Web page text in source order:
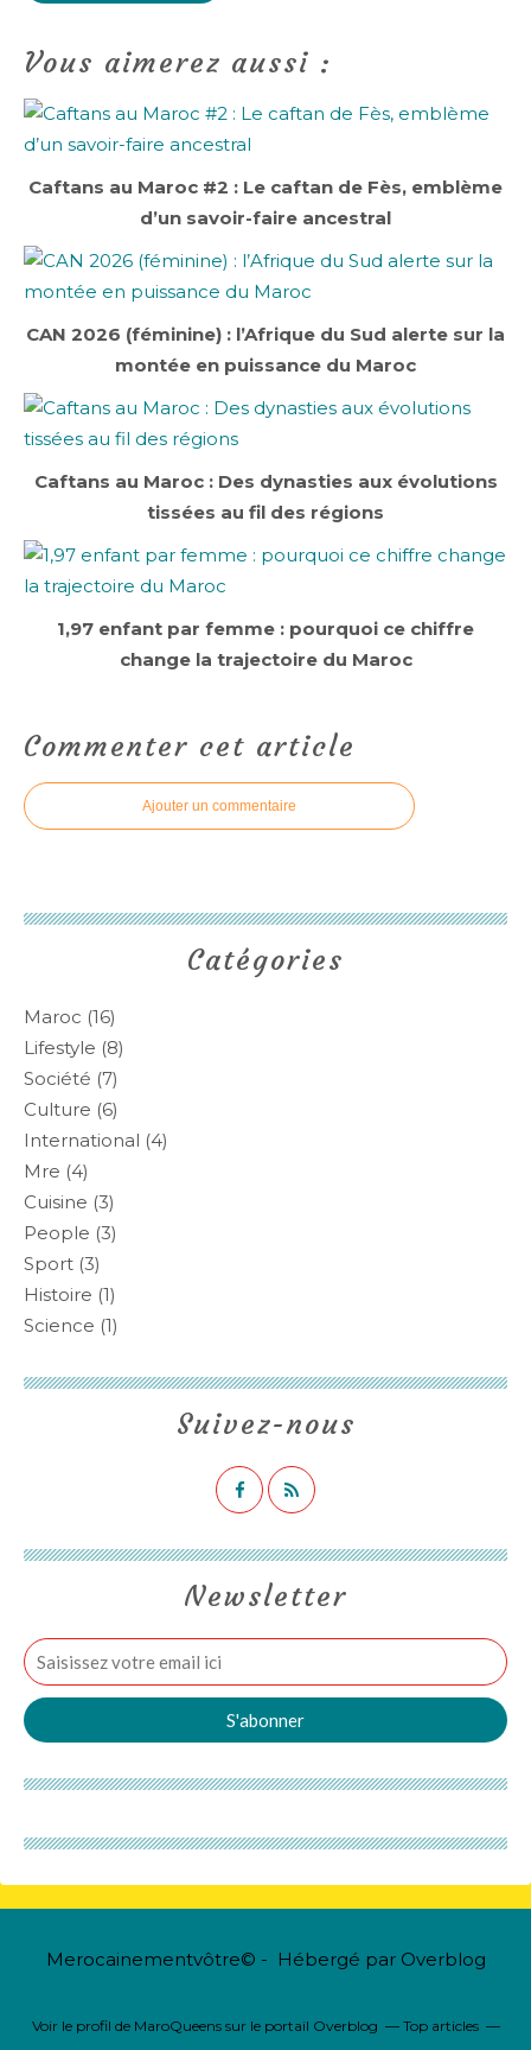
Vous aimerez aussi :
Caftans au Maroc #2 : Le caftan de Fès, emblème
d’un savoir-faire ancestral
CAN 2026 (féminine) : l’Afrique du Sud alerte sur la
montée en puissance du Maroc
Caftans au Maroc : Des dynasties aux évolutions
tissées au fil des régions
1,97 enfant par femme : pourquoi ce chiffre
change la trajectoire du Maroc
Commenter cet article
Ajouter un commentaire
Newsletter
Catégories
Maroc (16)
Lifestyle (8)
Société (7)
Culture (6)
International (4)
Mre (4)
Cuisine (3)
People (3)
Sport (3)
Histoire (1)
Science (1)
Suivez-nous
Merocainementvôtre© - Hébergé par Overblog
Voir le profil de MaroQueenssur le portail Overblog
Top articles